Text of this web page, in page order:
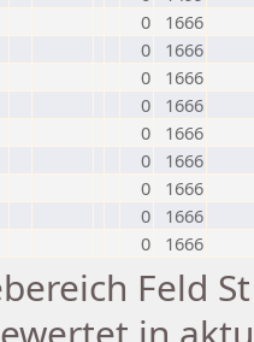
0
1666
0
1666
0
1666
0
1666
0
1666
0
1666
0
1666
0
1666
0 1666
Feld